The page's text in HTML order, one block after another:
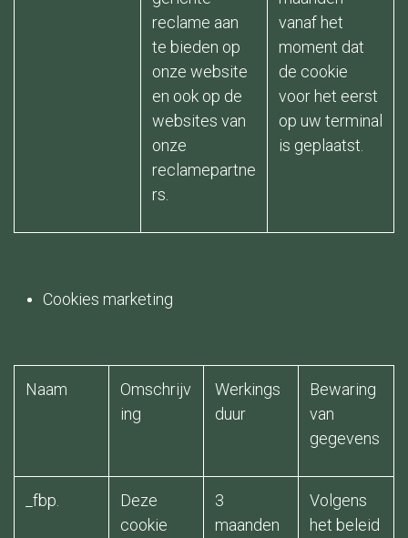
reclame aan
te bieden op
onze website
en ook op de
websites van
onze
reclamepartne
rs.
vanaf het
moment dat
de cookie
voor het eerst
op uw terminal
is geplaatst.
Cookies marketing
Naam​
Omschrijv
ing ​
Werkings
duur ​
Bewaring
van
gegevens ​
_fbp.
Deze
cookie
3
maanden ​
Volgens
het beleid